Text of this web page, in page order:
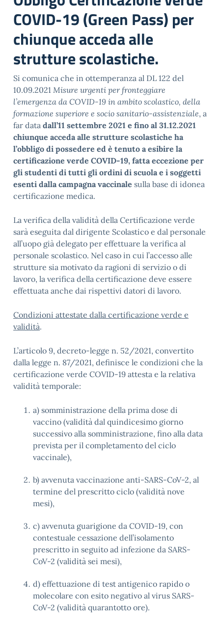
COVID-19 (Green Pass) per
chiunque acceda alle
strutture scolastiche.
Si comunica che in ottemperanza al DL 122 del
10.09.2021 Misure urgenti per fronteggiare
l’emergenza da COVID-19 in ambito scolastico, della
formazione superiore e socio sanitario-assistenziale, a
far data dall’11 settembre 2021 e fino al 31.12.2021
chiunque acceda alle strutture scolastiche ha
l’obbligo di possedere ed è tenuto a esibire la
certificazione verde COVID-19, fatta eccezione per
gli studenti di tutti gli ordini di scuola e i soggetti
esenti dalla campagna vaccinale sulla base di idonea
certificazione medica.
La verifica della validità della Certificazione verde
sarà eseguita dal dirigente Scolastico e dal personale
all’uopo già delegato per effettuare la verifica al
personale scolastico. Nel caso in cui l’accesso alle
strutture sia motivato da ragioni di servizio o di
lavoro, la verifica della certificazione deve essere
effettuata anche dai rispettivi datori di lavoro.
Condizioni attestate dalla certificazione verde e
validità.
L’articolo 9, decreto-legge n. 52/2021, convertito
dalla legge n. 87/2021, definisce le condizioni che la
certificazione verde COVID-19 attesta e la relativa
validità temporale:
a) somministrazione della prima dose di
vaccino (validità dal quindicesimo giorno
successivo alla somministrazione, fino alla data
prevista per il completamento del ciclo
vaccinale),
b) avvenuta vaccinazione anti-SARS-CoV-2, al
termine del prescritto ciclo (validità nove
mesi),
c) avvenuta guarigione da COVID-19, con
contestuale cessazione dell’isolamento
prescritto in seguito ad infezione da SARS-
CoV-2 (validità sei mesi),
d) effettuazione di test antigenico rapido o
molecolare con esito negativo al virus SARS-
CoV-2 (validità quarantotto ore).